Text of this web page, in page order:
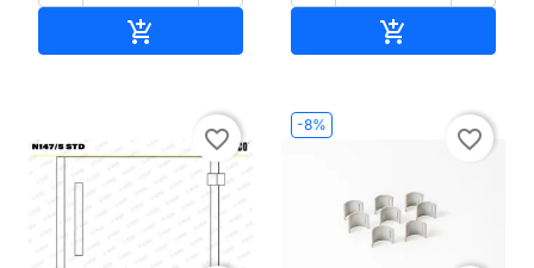
 
favorite_border
-8%
favorite_border